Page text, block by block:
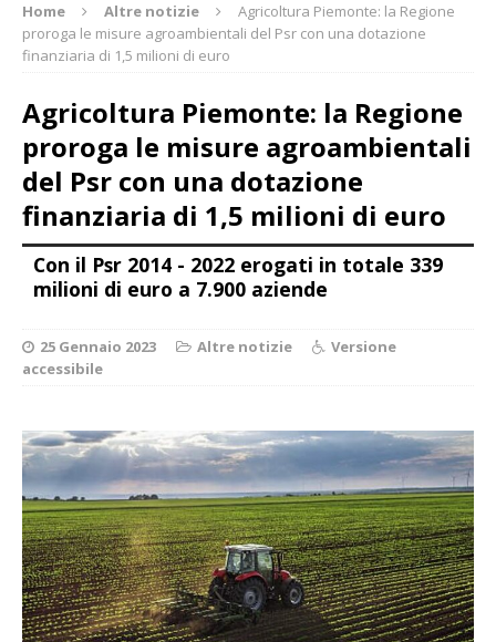
Home Altre notizie
Agricoltura Piemonte: la Regione
proroga le misure agroambientali del Psr con una dotazione
finanziaria di 1,5 milioni di euro
Agricoltura Piemonte: la Regione
proroga le misure agroambientali
del Psr con una dotazione
finanziaria di 1,5 milioni di euro
Con il Psr 2014 - 2022 erogati in totale 339
milioni di euro a 7.900 aziende
25 Gennaio 2023 Altre notizie
Versione
accessibile